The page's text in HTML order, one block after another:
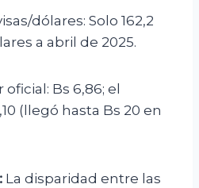
dólares: Solo 162,2
a abril de 2025.
Bs 6,86; el
(llegó hasta Bs 20 en
La disparidad entre las